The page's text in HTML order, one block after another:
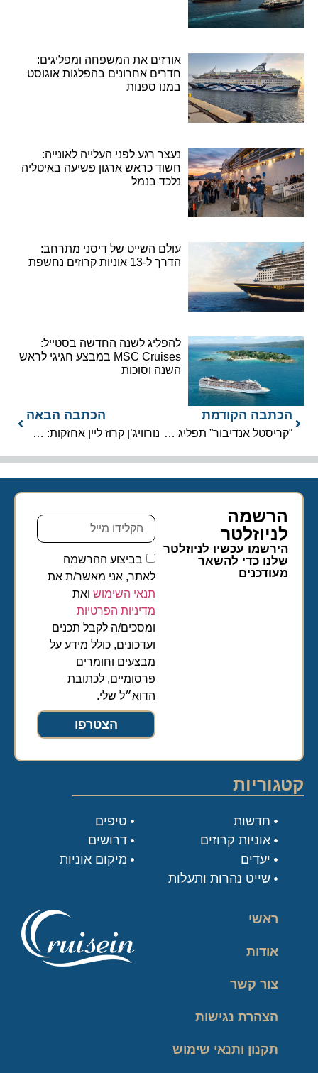
אורזים את המשפחה ומפליגים:
חדרים אחרונים בהפלגות אוגוסט
במנו ספנות
נעצר רגע לפני העלייה לאונייה:
חשוד כראש ארגון פשיעה באיטליה
נלכד בנמל
עולם השייט של דיסני מתרחב:
הדרך ל-13 אוניות קרוזים נחשפת
להפליג לשנה החדשה בסטייל:
MSC Cruises במבצע חגיגי לראש
השנה וסוכות
הכתבה הקודמת
“קריסטל אנדיבור” תפליג ב-2021 לאזור הארקטי
הכתבה הבאה
נורוויג’ן קרוז ליין אחזקות: תמחור והזמנות ברמות שיא
הרשמה
לניוזלטר​
הירשמו עכשיו לניוזלטר
שלנו כדי להשאר
מעודכנים
בביצוע ההרשמה
לאתר, אני מאשר/ת את
תנאי השימושואת
מדיניות הפרטיות
ומסכים/ה לקבל תכנים
ועדכונים, כולל מידע על
מבצעים וחומרים
פרסומיים, לכתובת
הדוא״ל שלי.
הצטרפו
ראשי
אודות
צור קשר
הצהרת נגישות
תקנון ותנאי שימוש
קטגוריות
טיפים
דרושים
מיקום אוניות
חדשות
אוניות קרוזים
יעדים
שייט נהרות ותעלות